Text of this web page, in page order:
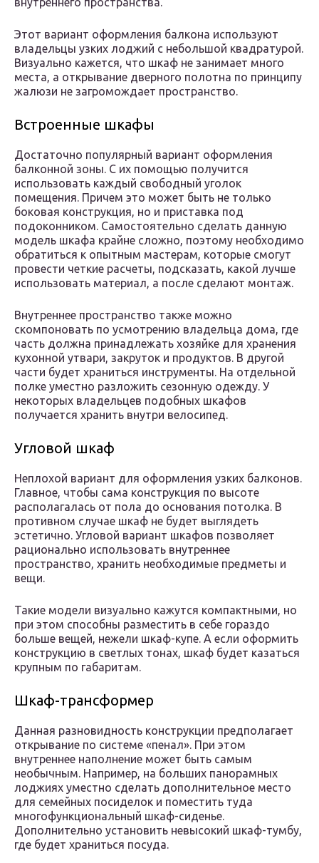
Этот вариант оформления балкона используют
владельцы узких лоджий с небольшой квадратурой.
Визуально кажется, что шкаф не занимает много
места, а открывание дверного полотна по принципу
жалюзи не загромождает пространство.
Встроенные шкафы
Достаточно популярный вариант оформления
балконной зоны. С их помощью получится
использовать каждый свободный уголок
помещения. Причем это может быть не только
боковая конструкция, но и приставка под
подоконником. Самостоятельно сделать данную
модель шкафа крайне сложно, поэтому необходимо
обратиться к опытным мастерам, которые смогут
провести четкие расчеты, подсказать, какой лучше
использовать материал, а после сделают монтаж.
Внутреннее пространство также можно
скомпоновать по усмотрению владельца дома, где
часть должна принадлежать хозяйке для хранения
кухонной утвари, закруток и продуктов. В другой
части будет храниться инструменты. На отдельной
полке уместно разложить сезонную одежду. У
некоторых владельцев подобных шкафов
получается хранить внутри велосипед.
Угловой шкаф
Неплохой вариант для оформления узких балконов.
Главное, чтобы сама конструкция по высоте
располагалась от пола до основания потолка. В
противном случае шкаф не будет выглядеть
эстетично. Угловой вариант шкафов позволяет
рационально использовать внутреннее
пространство, хранить необходимые предметы и
вещи.
Такие модели визуально кажутся компактными, но
при этом способны разместить в себе гораздо
больше вещей, нежели шкаф-купе. А если оформить
конструкцию в светлых тонах, шкаф будет казаться
крупным по габаритам.
Шкаф-трансформер
Данная разновидность конструкции предполагает
открывание по системе «пенал». При этом
внутреннее наполнение может быть самым
необычным. Например, на больших панорамных
лоджиях уместно сделать дополнительное место
для семейных посиделок и поместить туда
многофункциональный шкаф-сиденье.
Дополнительно установить невысокий шкаф-тумбу,
где будет храниться посуда.